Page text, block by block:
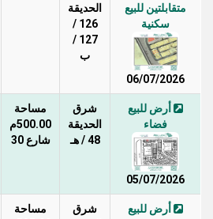
متقابلتين للبيع
سكنية
06/07/2026
الحديقة
126 /
127 /
ب
أرض للبيع
فضاء
05/07/2026
شرق
الحديقة
48 / هـ
مساحة
500.00م
شارع 30
أرض للبيع
شرق
مساحة